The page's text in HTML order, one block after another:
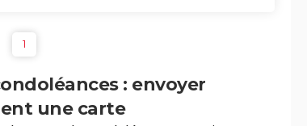
1
: envoyer
une carte